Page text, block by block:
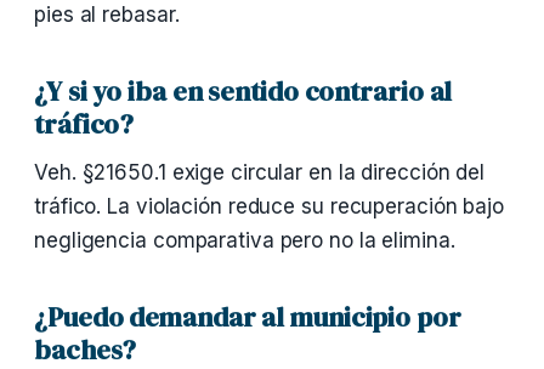
pies al rebasar.
¿Y si yo iba en sentido contrario al
tráfico?
Veh. §21650.1 exige circular en la dirección del
tráfico. La violación reduce su recuperación bajo
negligencia comparativa pero no la elimina.
¿Puedo demandar al municipio por
baches?